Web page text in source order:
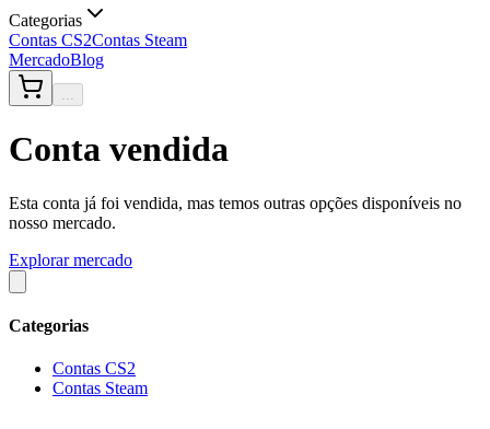
Categorias
Contas CS2Contas Steam
MercadoBlog
...
Conta vendida
Esta conta já foi vendida, mas temos outras opções disponíveis no
nosso mercado.
Explorar mercado
Categorias
Contas CS2
Contas Steam